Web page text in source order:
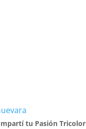
mpartí tu Pasión Tricolor